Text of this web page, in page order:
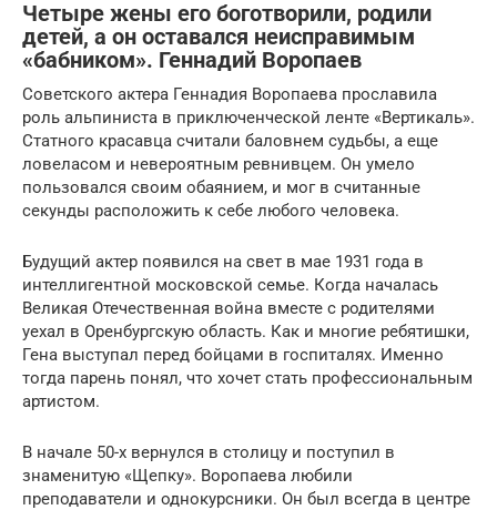
Четыре жены его боготворили, родили
детей, а он оставался неисправимым
«бабником». Геннадий Воропаев
Советского актера Геннадия Воропаева прославила
роль альпиниста в приключенческой ленте «Вертикаль».
Статного красавца считали баловнем судьбы, а еще
ловеласом и невероятным ревнивцем. Он умело
пользовался своим обаянием, и мог в считанные
секунды расположить к себе любого человека.
Будущий актер появился на свет в мае 1931 года в
интеллигентной московской семье. Когда началась
Великая Отечественная война вместе с родителями
уехал в Оренбургскую область. Как и многие ребятишки,
Гена выступал перед бойцами в госпиталях. Именно
тогда парень понял, что хочет стать профессиональным
артистом.
В начале 50-х вернулся в столицу и поступил в
знаменитую «Щепку». Воропаева любили
преподаватели и однокурсники. Он был всегда в центре